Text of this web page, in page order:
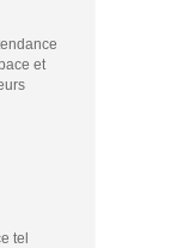
et
tel